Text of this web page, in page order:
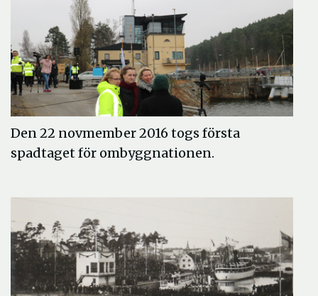
Den 22 novmember 2016 togs första
spadtaget för ombyggnationen.